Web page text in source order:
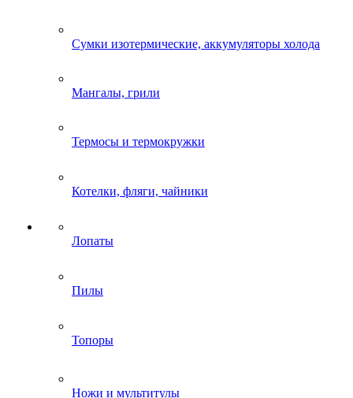
Сумки изотермические, аккумуляторы холода
Мангалы, грили
Термосы и термокружки
Котелки, фляги, чайники
Лопаты
Пилы
Топоры
Ножи и мультитулы